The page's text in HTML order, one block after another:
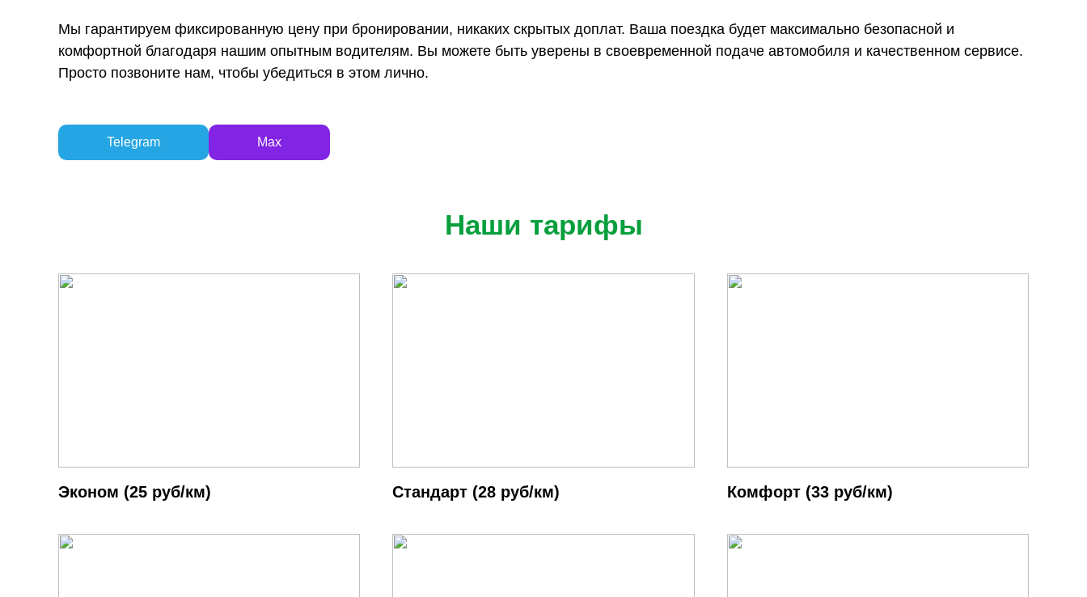
Мы гарантируем фиксированную цену при бронировании, никаких скрытых доплат. Ваша поездка будет максимально безопасной и
комфортной благодаря нашим опытным водителям. Вы можете быть уверены в своевременной подаче автомобиля и качественном сервисе.
Просто позвоните нам, чтобы убедиться в этом лично.
Telegram Max
Наши тарифы
Эконом (25 руб/км) Cтандарт (28 руб/км) Комфорт (33 руб/км)